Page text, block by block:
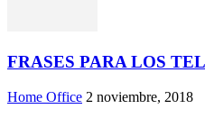
FRASES PARA LOS
Home Office 2 noviembre, 2018